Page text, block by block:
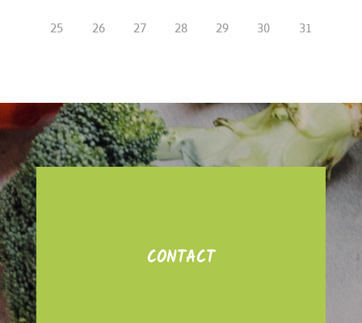
25
26 27 28 29 30 31
CONTACT